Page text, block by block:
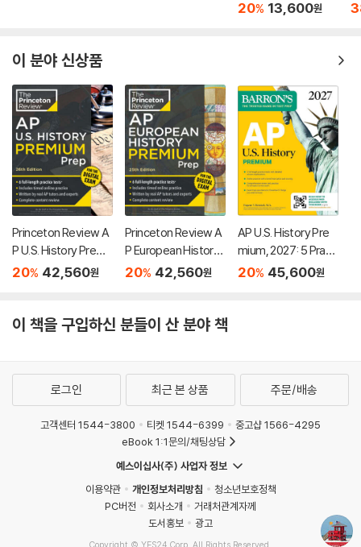
20% 13,600원
이 분야 신상품
Princeton Review A
P U.S. History Premi
um Prep, 26th Editio
line + Content Revie
20% 42,560원
Princeton Review A
P European History
Premium Prep, 25th
ce Online + Content
20% 42,560원
AP U.S. History Pre
mium, 2027: 5 Practi
ce Tests + Compre
20% 45,600원
이 책을 구입하신 분들이 산 분야 책
로그인 최근 본 상품 주문/배송
고객센터 1544-3800 티켓 1544-6399
중고샵 1566-4295
eBook 1:1문의/채팅상담
예스이십사(주) 사업자 정보
이용약관
개인정보처리방침
청소년보호정책
PC버전
회사소개
거래처관계자께
도서홍보
광고